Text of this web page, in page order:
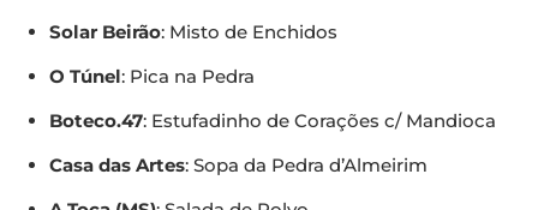
Solar Beirão: Misto de Enchidos
O Túnel: Pica na Pedra
Boteco.47: Estufadinho de Corações c/ Mandioca
Casa das Artes: Sopa da Pedra d’Almeirim